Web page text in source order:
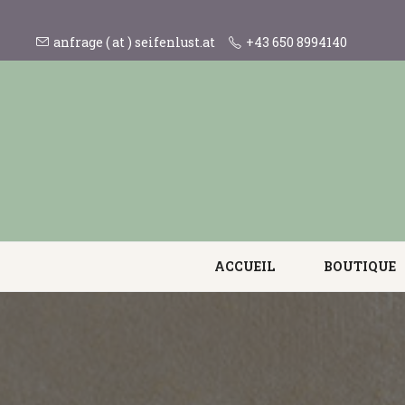
anfrage ( at ) seifenlust.at +43 650 8994140
ACCUEIL BOUTIQUE